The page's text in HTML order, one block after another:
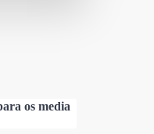
os media